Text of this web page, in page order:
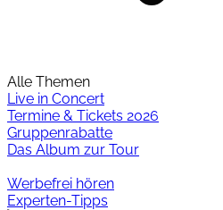
Alle Themen
Live in Concert
Termine & Tickets 2026
Gruppenrabatte
Das Album zur Tour
Werbefrei hören
Experten-Tipps